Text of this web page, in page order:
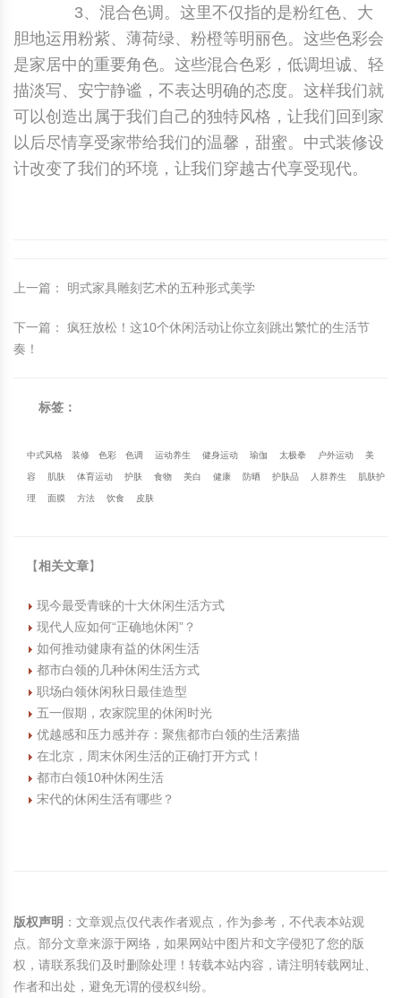
3、混合色调。这里不仅指的是粉红色、大
胆地运用粉紫、薄荷绿、粉橙等明丽色。这些色彩会
是家居中的重要角色。这些混合色彩，低调坦诚、轻
描淡写、安宁静谧，不表达明确的态度。这样我们就
可以创造出属于我们自己的独特风格，让我们回到家
以后尽情享受家带给我们的温馨，甜蜜。中式装修设
计改变了我们的环境，让我们穿越古代享受现代。
上一篇 ： 明式家具雕刻艺术的五种形式美学
下一篇 ： 疯狂放松！这10个休闲活动让你立刻跳出繁忙的生活节
奏！
标签：
中式风格 装修 色彩 色调 运动养生 健身运动 瑜伽 太极拳 户外运动 美
容 肌肤 体育运动 护肤 食物 美白 健康 防晒 护肤品 人群养生 肌肤护
理 面膜 方法 饮食 皮肤
【相关文章】
现今最受青睐的十大休闲生活方式
现代人应如何“正确地休闲”？
如何推动健康有益的休闲生活
都市白领的几种休闲生活方式
职场白领休闲秋日最佳造型
五一假期，农家院里的休闲时光
优越感和压力感并存：聚焦都市白领的生活素描
在北京，周末休闲生活的正确打开方式！
都市白领10种休闲生活
宋代的休闲生活有哪些？
版权声明 ：文章观点仅代表作者观点，作为参考，不代表本站观
点。部分文章来源于网络，如果网站中图片和文字侵犯了您的版
权，请联系我们及时删除处理！转载本站内容，请注明转载网址、
作者和出处，避免无谓的侵权纠纷。